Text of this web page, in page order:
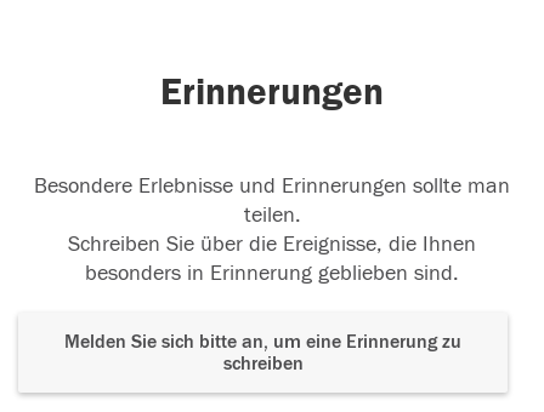
Erinnerungen
Besondere Erlebnisse und Erinnerungen sollte man
teilen.
Schreiben Sie über die Ereignisse, die Ihnen
besonders in Erinnerung geblieben sind.
Melden Sie sich bitte an, um eine Erinnerung zu
schreiben